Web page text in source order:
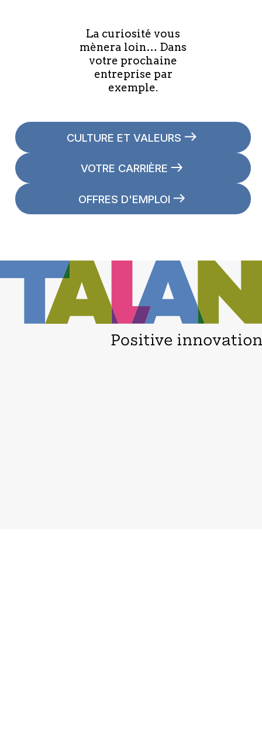
La curiosité vous
mènera loin… Dans
votre prochaine
entreprise par
exemple.
CULTURE ET VALEURS
VOTRE CARRIÈRE
OFFRES D'EMPLOI